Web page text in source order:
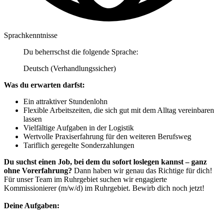
Sprachkenntnisse
Du beherrschst die folgende Sprache:
Deutsch (Verhandlungssicher)
Was du erwarten darfst:
Ein attraktiver Stundenlohn
Flexible Arbeitszeiten, die sich gut mit dem Alltag vereinbaren
lassen
Vielfältige Aufgaben in der Logistik
Wertvolle Praxiserfahrung für den weiteren Berufsweg
Tariflich geregelte Sonderzahlungen
Du suchst einen Job, bei dem du sofort loslegen kannst – ganz
ohne Vorerfahrung? Dann haben wir genau das Richtige für dich!
Für unser Team im Ruhrgebiet suchen wir engagierte
Kommissionierer (m/w/d) im Ruhrgebiet. Bewirb dich noch jetzt!
Deine Aufgaben: